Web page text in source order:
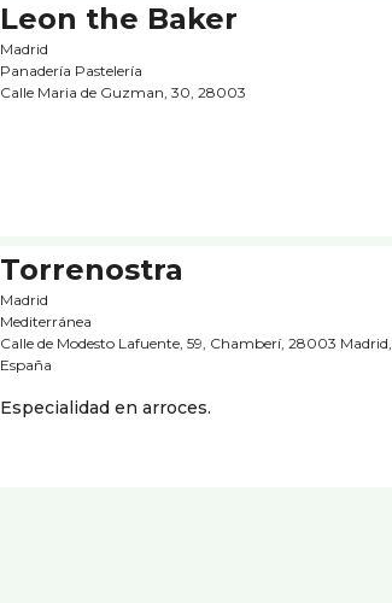
Leon the Baker
Madrid
Panaderí­a Pastelerí­a
Calle Maria de Guzman, 30, 28003
Torrenostra
Madrid
Mediterránea
Calle de Modesto Lafuente, 59, Chamberí, 28003 Madrid,
España
Especialidad en arroces.